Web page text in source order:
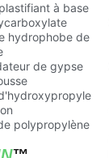
à base
hydrophobe de
de gypse
polypropylène